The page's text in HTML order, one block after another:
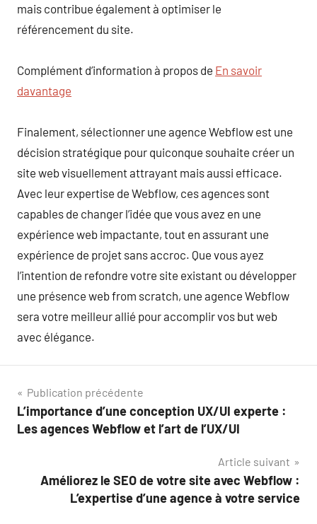
mais contribue également à optimiser le
référencement du site.
Complément d’information à propos de En savoir
davantage
Finalement, sélectionner une agence Webflow est une
décision stratégique pour quiconque souhaite créer un
site web visuellement attrayant mais aussi efficace.
Avec leur expertise de Webflow, ces agences sont
capables de changer l’idée que vous avez en une
expérience web impactante, tout en assurant une
expérience de projet sans accroc. Que vous ayez
l’intention de refondre votre site existant ou développer
une présence web from scratch, une agence Webflow
sera votre meilleur allié pour accomplir vos but web
avec élégance.
Navigation
de
Publication précédente
L’importance d’une conception UX/UI experte :
Les agences Webflow et l’art de l’UX/UI
Article suivant
Améliorez le SEO de votre site avec Webflow :
L’expertise d’une agence à votre service